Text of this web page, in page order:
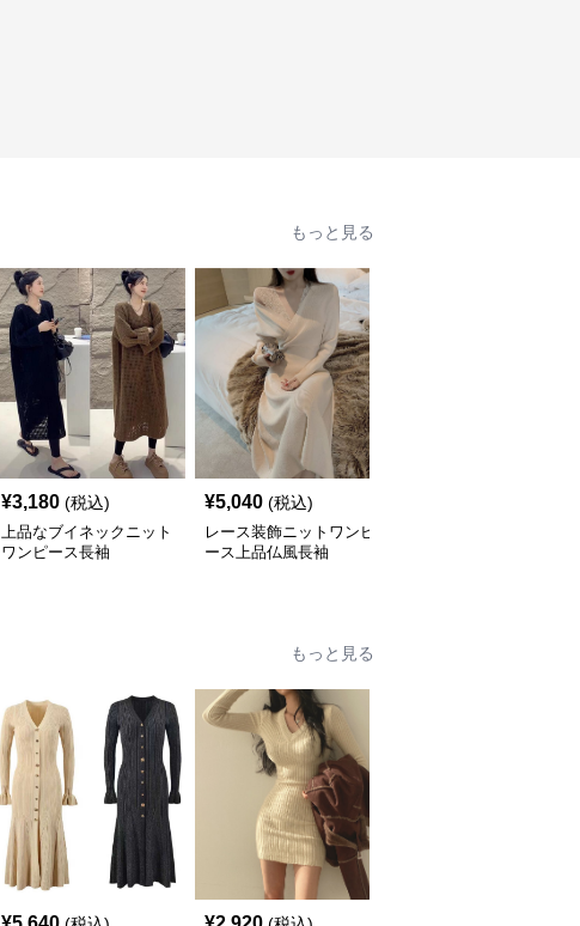
もっと見る
¥3,180 (税込)
上品なブイネックニット
ワンピース長袖
¥5,040 (税込)
レース装飾ニットワンピ
ース上品仏風長袖
もっと見る